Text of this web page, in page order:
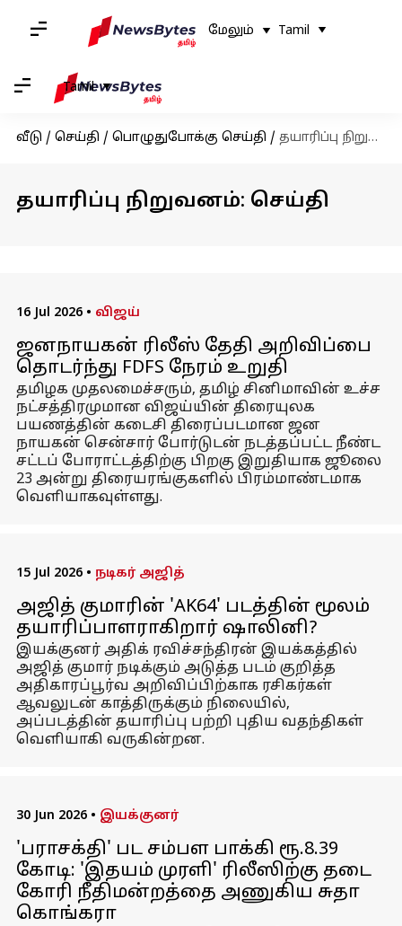
மேலும் Tamil
Tamil
வீடு / செய்தி / பொழுதுபோக்கு செய்தி / தயாரிப்பு நிறுவனம்
தயாரிப்பு நிறுவனம்: செய்தி
16 Jul 2026 • விஜய்
ஜனநாயகன் ரிலீஸ் தேதி அறிவிப்பை
தொடர்ந்து FDFS நேரம் உறுதி
தமிழக முதலமைச்சரும், தமிழ் சினிமாவின் உச்ச
நட்சத்திரமுமான விஜய்யின் திரையுலக
பயணத்தின் கடைசி திரைப்படமான ஜன
நாயகன் சென்சார் போர்டுடன் நடத்தப்பட்ட நீண்ட
சட்டப் போராட்டத்திற்கு பிறகு இறுதியாக ஜூலை
23 அன்று திரையரங்குகளில் பிரம்மாண்டமாக
வெளியாகவுள்ளது.
15 Jul 2026 • நடிகர் அஜித்
அஜித் குமாரின் 'AK64' படத்தின் மூலம்
தயாரிப்பாளராகிறார் ஷாலினி?
இயக்குனர் அதிக் ரவிச்சந்திரன் இயக்கத்தில்
அஜித் குமார் நடிக்கும் அடுத்த படம் குறித்த
அதிகாரப்பூர்வ அறிவிப்பிற்காக ரசிகர்கள்
ஆவலுடன் காத்திருக்கும் நிலையில்,
அப்படத்தின் தயாரிப்பு பற்றி புதிய வதந்திகள்
வெளியாகி வருகின்றன.
30 Jun 2026 • இயக்குனர்
'பராசக்தி' பட சம்பள பாக்கி ரூ.8.39
கோடி: 'இதயம் முரளி' ரிலீஸிற்கு தடை
கோரி நீதிமன்றத்தை அணுகிய சுதா
கொங்கரா